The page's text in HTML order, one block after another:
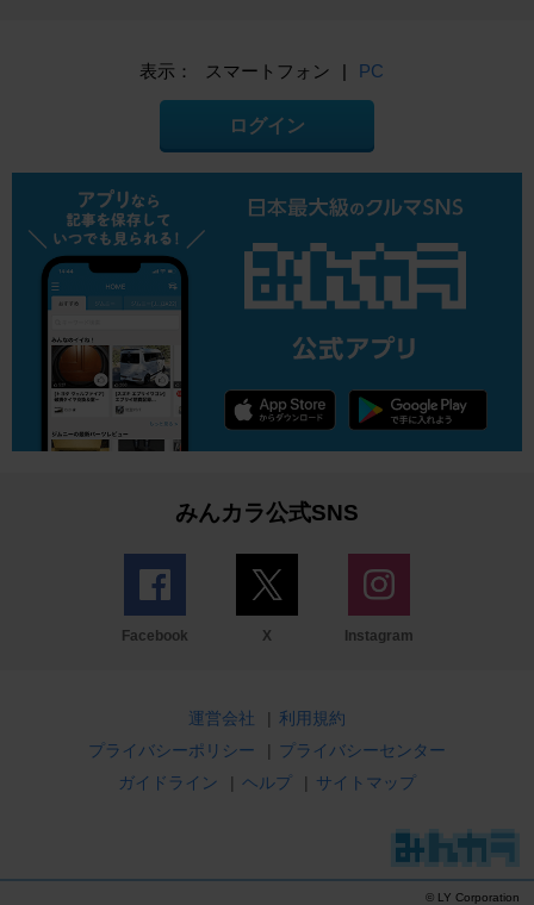
表示： スマートフォン | PC
ログイン
みんカラ公式SNS
Facebook X Instagram
運営会社 | 利用規約
プライバシーポリシー
| プライバシーセンター
ガイドライン
| ヘルプ | サイトマップ
© LY Corporation